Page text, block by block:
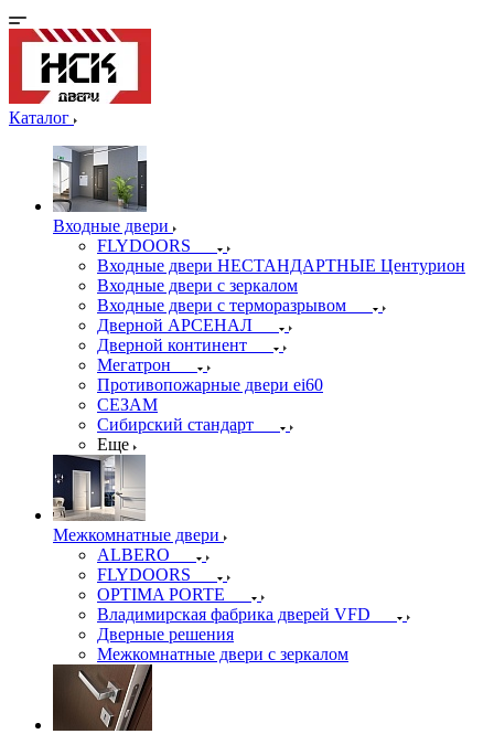
Каталог
Входные двери
FLYDOORS
Входные двери НЕСТАНДАРТНЫЕ Центурион
Входные двери с зеркалом
Входные двери с терморазрывом
Дверной АРСЕНАЛ
Дверной континент
Мегатрон
Противопожарные двери ei60
СЕЗАМ
Сибирский стандарт
Еще
Межкомнатные двери
ALBERO
FLYDOORS
OPTIMA PORTE
Владимирская фабрика дверей VFD
Дверные решения
Межкомнатные двери c зеркалом